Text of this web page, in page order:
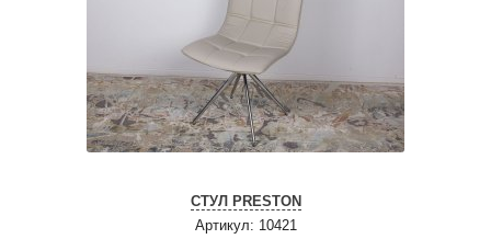
СТУЛ PRESTON
Артикул: 10421